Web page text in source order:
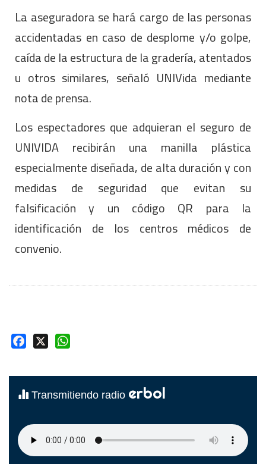
La aseguradora se hará cargo de las personas
accidentadas en caso de desplome y/o golpe,
caída de la estructura de la gradería, atentados
u otros similares, señaló UNIVida mediante
nota de prensa.
Los espectadores que adquieran el seguro de
UNIVIDA recibirán una manilla plástica
especialmente diseñada, de alta duración y con
medidas de seguridad que evitan su
falsificación y un código QR para la
identificación de los centros médicos de
convenio.
Facebook
Transmitiendo radio erbol